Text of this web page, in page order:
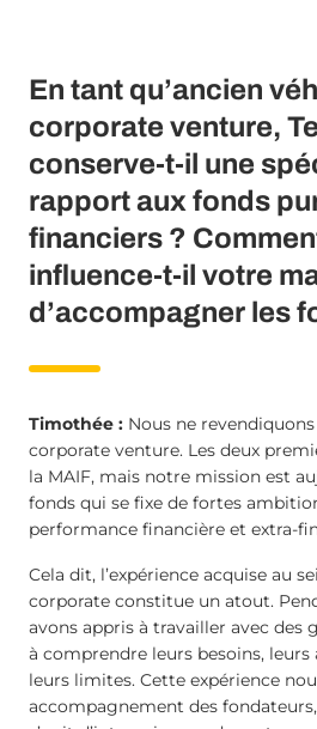
En tant qu’ancien
corporate venture,
conserve-t-il une
rapport aux fonds
financiers ?
influence-t-il votre
d’accompagner les
Timothée : Nous ne
corporate venture. Les deux
la MAIF, mais notre mission est
fonds qui se fixe de fortes
performance financière et extra-
Cela dit, l’expérience acquise au
corporate constitue un atout.
avons appris à travailler avec des
à comprendre leurs besoins,
leurs limites. Cette expérience
accompagnement des